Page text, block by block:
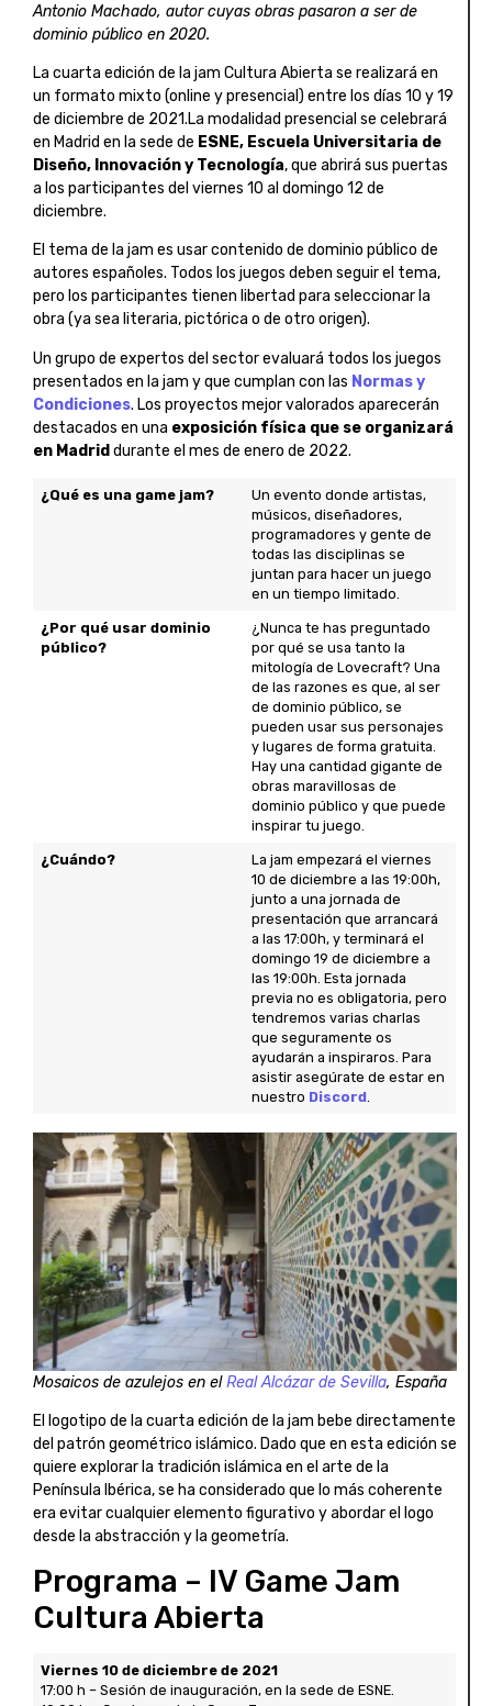
Antonio Machado, autor cuyas obras pasaron a ser de
dominio público en 2020.
La cuarta edición de la jam Cultura Abierta se realizará en
un formato mixto (online y presencial) entre los días 10 y 19
de diciembre de 2021.La modalidad presencial se celebrará
en Madrid en la sede de ESNE, Escuela Universitaria de
Diseño, Innovación y Tecnología, que abrirá sus puertas
a los participantes del viernes 10 al domingo 12 de
diciembre.
El tema de la jam es usar contenido de dominio público de
autores españoles. Todos los juegos deben seguir el tema,
pero los participantes tienen libertad para seleccionar la
obra (ya sea literaria, pictórica o de otro origen).
Un grupo de expertos del sector evaluará todos los juegos
presentados en la jam y que cumplan con las Normas y
Condiciones. Los proyectos mejor valorados aparecerán
destacados en una exposición física que se organizará
en Madrid durante el mes de enero de 2022.
¿Qué es una game jam?
Un evento donde artistas,
músicos, diseñadores,
programadores y gente de
todas las disciplinas se
juntan para hacer un juego
en un tiempo limitado.
¿Por qué usar dominio
público?
¿Nunca te has preguntado
por qué se usa tanto la
mitología de Lovecraft? Una
de las razones es que, al ser
de dominio público, se
pueden usar sus personajes
y lugares de forma gratuita.
Hay una cantidad gigante de
obras maravillosas de
dominio público y que puede
inspirar tu juego.
¿Cuándo?
La jam empezará el viernes
10 de diciembre a las 19:00h,
junto a una jornada de
presentación que arrancará
a las 17:00h, y terminará el
domingo 19 de diciembre a
las 19:00h. Esta jornada
previa no es obligatoria, pero
tendremos varias charlas
que seguramente os
ayudarán a inspiraros. Para
asistir asegúrate de estar en
nuestro Discord.
Mosaicos de azulejos en elReal Alcázar de Sevilla, España
El logotipo de la cuarta edición de la jam bebe directamente
del patrón geométrico islámico. Dado que en esta edición se
quiere explorar la tradición islámica en el arte de la
Península Ibérica, se ha considerado que lo más coherente
era evitar cualquier elemento figurativo y abordar el logo
desde la abstracción y la geometría.
Programa – IV Game Jam
Cultura Abierta
Viernes 10 de diciembre de 2021
17:00 h – Sesión de inauguración, en la sede de ESNE.